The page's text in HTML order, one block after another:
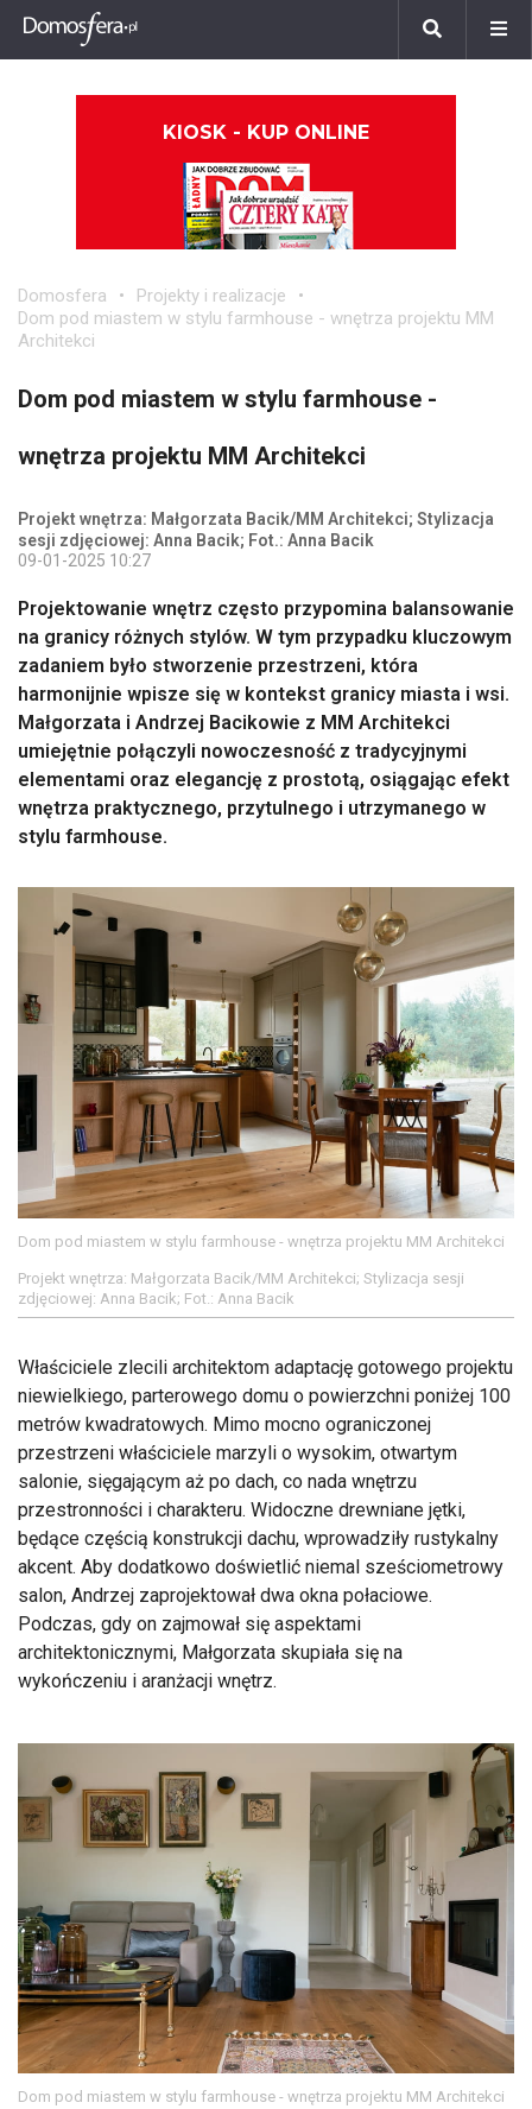
KIOSK - KUP ONLINE
Domosfera
Projekty i realizacje
Dom pod miastem w stylu farmhouse - wnętrza projektu MM
Architekci
Dom pod miastem w stylu farmhouse -
wnętrza projektu MM Architekci
Projekt wnętrza: Małgorzata Bacik/MM Architekci; Stylizacja
sesji zdjęciowej: Anna Bacik; Fot.: Anna Bacik
09-01-2025 10:27
Projektowanie wnętrz często przypomina balansowanie
na granicy różnych stylów. W tym przypadku kluczowym
zadaniem było stworzenie przestrzeni, która
harmonijnie wpisze się w kontekst granicy miasta i wsi.
Małgorzata i Andrzej Bacikowie z MM Architekci
umiejętnie połączyli nowoczesność z tradycyjnymi
elementami oraz elegancję z prostotą, osiągając efekt
wnętrza praktycznego, przytulnego i utrzymanego w
stylu farmhouse.
Dom pod miastem w stylu farmhouse - wnętrza projektu MM Architekci
Projekt wnętrza: Małgorzata Bacik/MM Architekci; Stylizacja sesji
zdjęciowej: Anna Bacik; Fot.: Anna Bacik
Właściciele zlecili architektom adaptację gotowego projektu
niewielkiego, parterowego domu o powierzchni poniżej 100
metrów kwadratowych. Mimo mocno ograniczonej
przestrzeni właściciele marzyli o wysokim, otwartym
salonie, sięgającym aż po dach, co nada wnętrzu
przestronności i charakteru. Widoczne drewniane jętki,
będące częścią konstrukcji dachu, wprowadziły rustykalny
akcent. Aby dodatkowo doświetlić niemal sześciometrowy
salon, Andrzej zaprojektował dwa okna połaciowe.
Podczas, gdy on zajmował się aspektami
architektonicznymi, Małgorzata skupiała się na
wykończeniu i aranżacji wnętrz.
Dom pod miastem w stylu farmhouse - wnętrza projektu MM Architekci